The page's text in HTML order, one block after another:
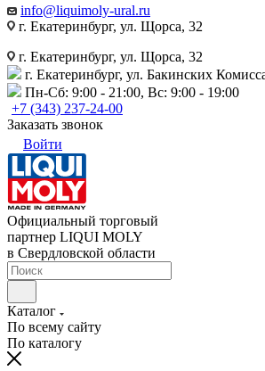
info@liquimoly-ural.ru
г. Екатеринбург, ул. Щорса, 32
г. Екатеринбург, ул. Щорса, 32
г. Екатеринбург, ул. Бакинских
Пн-Сб: 9:00 - 21:00, Вс: 9:00 - 19:00
+7 (343) 237-24-00
Заказать звонок
Войти
Официальный торговый
партнер LIQUI MOLY
в Свердловской области
Каталог
По всему сайту
По каталогу